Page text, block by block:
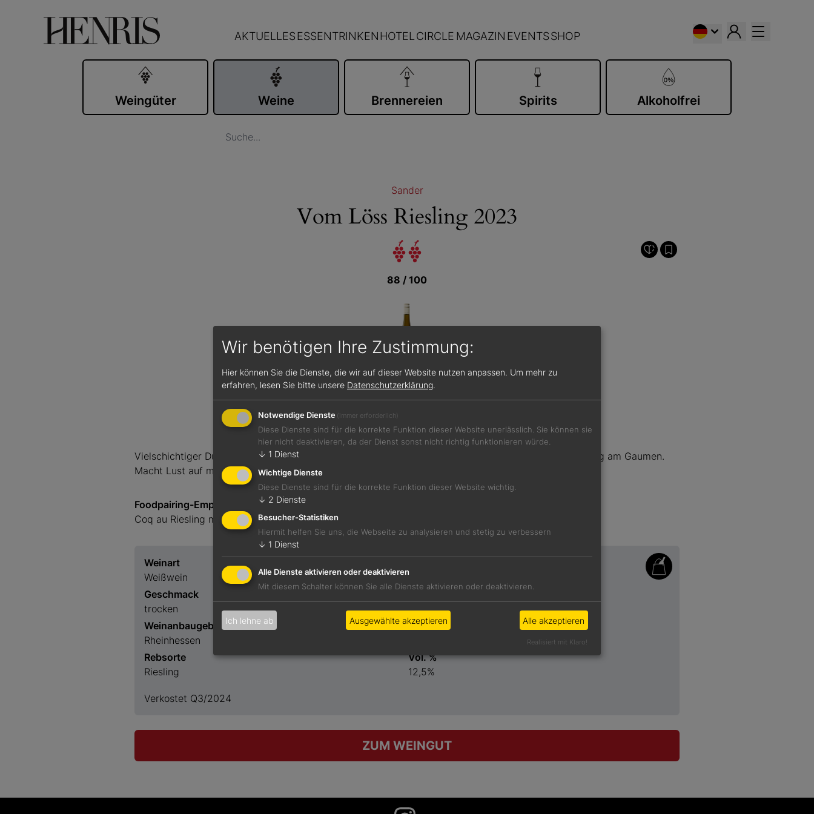
AKTUELLESESSENTRINKENHOTELCIRCLE MAGAZIN EVENTSSHOP
Weingüter Weine Brennereien Spirits Alkoholfrei
Sander
Vom Löss Riesling 2023
88 / 100
Vielschichtiger Duft nach Orangenblüten, Kräutern, Steinobst und nassem Stein. Schlank und geradlinig am Gaumen.
Macht Lust auf mehr.
Foodpairing-Empfehlung
Coq au Riesling mit Baguette
Weinart
Weißwein
12,00 €
Geschmack
trocken
1,6 g/l
Weinanbaugebiet
Rheinhessen
Säure
Rebsorte
Riesling
Vol. %
12,5%
Verkostet Q3/2024
ZUM WEINGUT
Wir benötigen Ihre Zustimmung:
Hier können Sie die Dienste, die wir auf dieser Website nutzen anpassen. Um mehr zu
erfahren, lesen Sie bitte unsere Datenschutzerklärung.
Notwendige Dienste (immer erforderlich)
Diese Dienste sind für die korrekte Funktion dieser Website unerlässlich. Sie können sie
hier nicht deaktivieren, da der Dienst sonst nicht richtig funktionieren würde.
↓ 1 Dienst
Wichtige Dienste
Diese Dienste sind für die korrekte Funktion dieser Website wichtig.
↓ 2 Dienste
Besucher-Statistiken
Hiermit helfen Sie uns, die Webseite zu analysieren und stetig zu verbessern
↓ 1 Dienst
Alle Dienste aktivieren oder deaktivieren
Mit diesem Schalter können Sie alle Dienste aktivieren oder deaktivieren.
Ich lehne ab Ausgewählte akzeptieren Alle akzeptieren
Realisiert mit Klaro!